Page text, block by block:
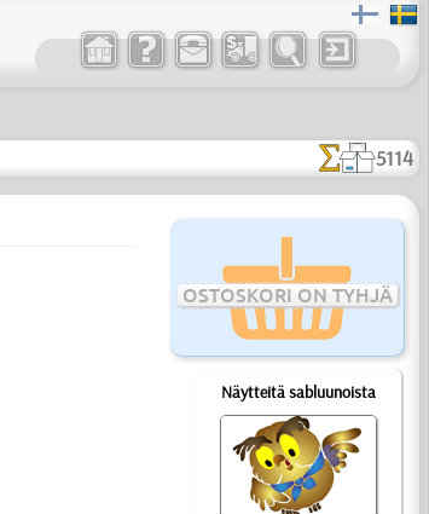
5114
OSTOSKORI ON TYHJÄ
Näytteitä sabluunoista